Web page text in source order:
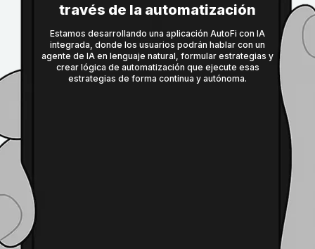
través de la automatización
Estamos desarrollando una aplicación AutoFi con IA
integrada, donde los usuarios podrán hablar con un
agente de IA en lenguaje natural, formular estrategias y
crear lógica de automatización que ejecute esas
estrategias de forma continua y autónoma.